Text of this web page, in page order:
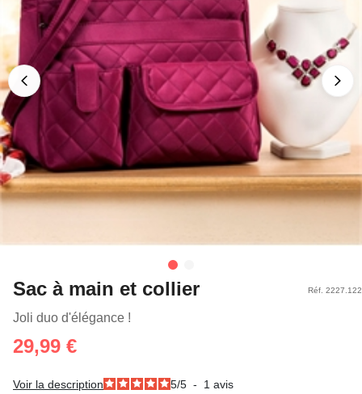
Sac à main et collier
Joli duo d'élégance !
Réf. 2227.122
29,99 €
Voir la description 5/5 - 1 avis